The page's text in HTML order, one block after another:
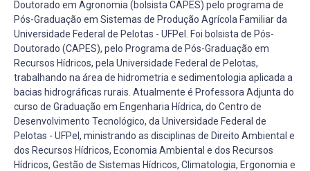
Doutorado em Agronomia (bolsista CAPES) pelo programa de
Pós-Graduação em Sistemas de Produção Agrícola Familiar da
Universidade Federal de Pelotas - UFPel. Foi bolsista de Pós-
Doutorado (CAPES), pelo Programa de Pós-Graduação em
Recursos Hídricos, pela Universidade Federal de Pelotas,
trabalhando na área de hidrometria e sedimentologia aplicada a
bacias hidrográficas rurais. Atualmente é Professora Adjunta do
curso de Graduação em Engenharia Hídrica, do Centro de
Desenvolvimento Tecnológico, da Universidade Federal de
Pelotas - UFPel, ministrando as disciplinas de Direito Ambiental e
dos Recursos Hídricos, Economia Ambiental e dos Recursos
Hídricos, Gestão de Sistemas Hídricos, Climatologia, Ergonomia e